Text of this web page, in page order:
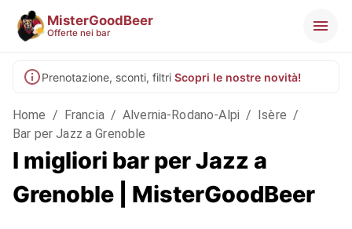
MisterGoodBeer
Offerte nei bar
Prenotazione, sconti, filtri Scopri le nostre novità!
Home / Francia / Alvernia-Rodano-Alpi / Isère /
Bar per Jazz a Grenoble
I migliori bar per Jazz a
Grenoble | MisterGoodBeer